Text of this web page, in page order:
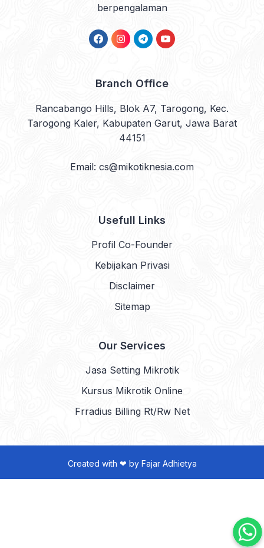
berpengalaman
Branch Office
Rancabango Hills, Blok A7, Tarogong, Kec.
Tarogong Kaler, Kabupaten Garut, Jawa Barat
44151
Email: cs@mikotiknesia.com
Usefull Links
Profil Co-Founder
Kebijakan Privasi
Disclaimer
Sitemap
Our Services
Jasa Setting Mikrotik
Kursus Mikrotik Online
Frradius Billing Rt/Rw Net
Created with ❤ by Fajar Adhietya